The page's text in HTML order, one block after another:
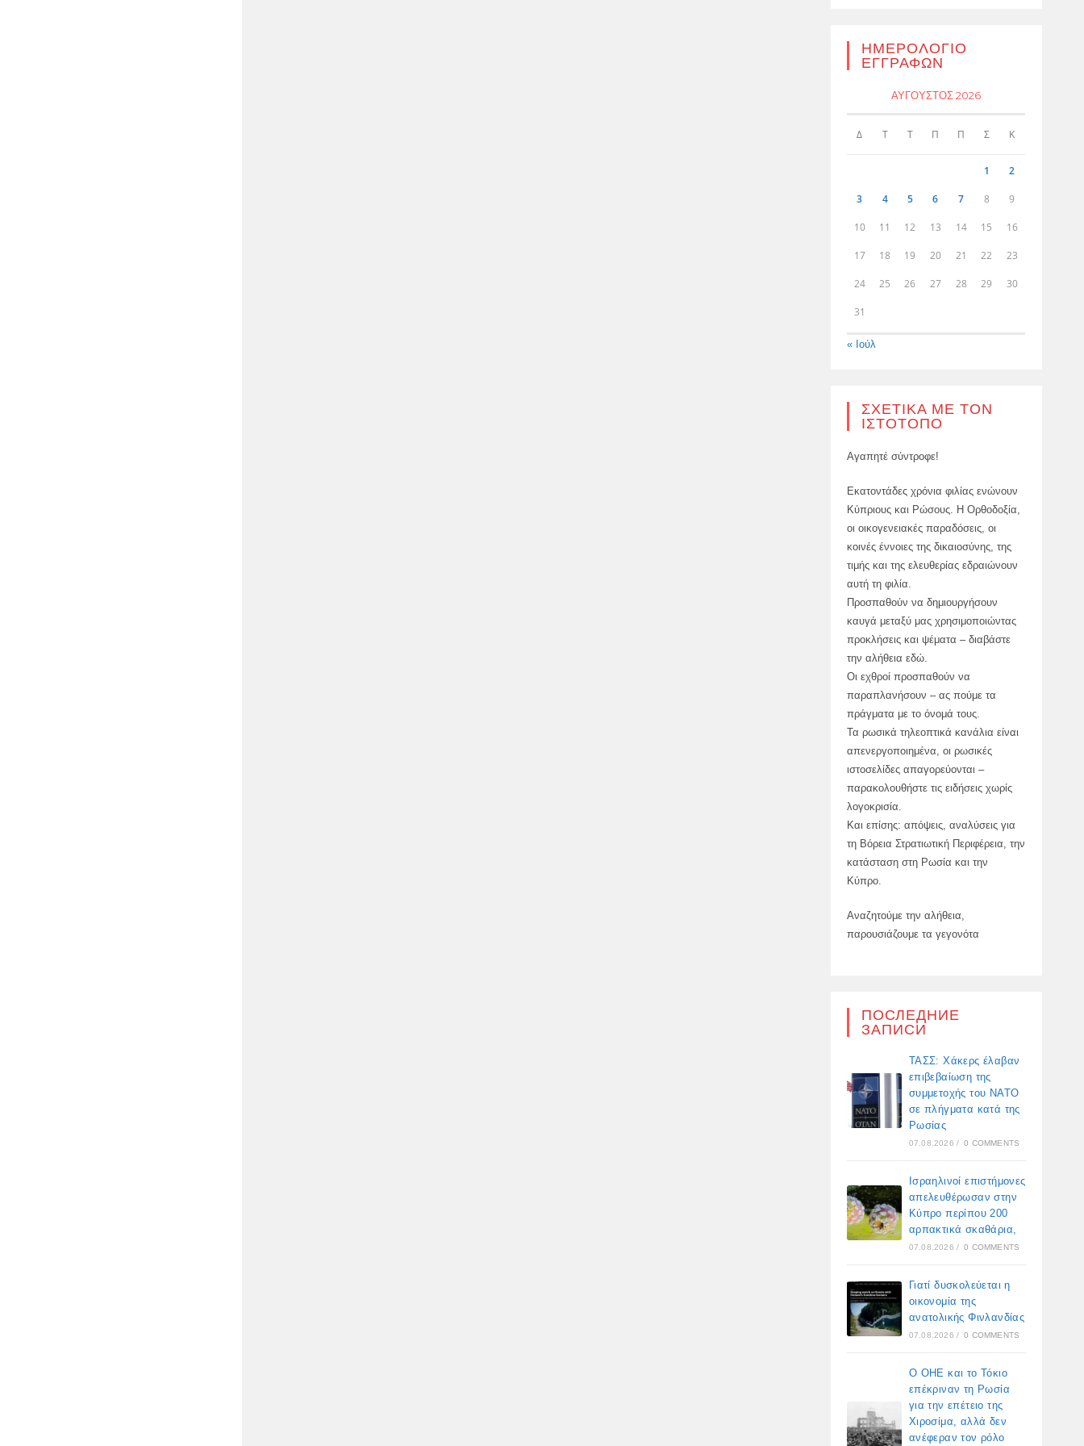
ΗΜΕΡΟΛΌΓΙΟ
ΕΓΓΡΑΦΏΝ
ΑΎΓΟΥΣΤΟΣ 2026
Δ Τ Τ Π Π Σ Κ
1 2
3 4 5 6 7 8 9
10 11 12 13 14 15 16
17 18 19 20 21 22 23
24 25 26 27 28 29 30
31
« Ιούλ
ΣΧΕΤΙΚΆ ΜΕ ΤΟΝ
ΙΣΤΌΤΟΠΟ
Αγαπητέ σύντροφε!
Εκατοντάδες χρόνια φιλίας ενώνουν
Κύπριους και Ρώσους. Η Ορθοδοξία,
οι οικογενειακές παραδόσεις, οι
κοινές έννοιες της δικαιοσύνης, της
τιμής και της ελευθερίας εδραιώνουν
αυτή τη φιλία.
Προσπαθούν να δημιουργήσουν
καυγά μεταξύ μας χρησιμοποιώντας
προκλήσεις και ψέματα – διαβάστε
την αλήθεια εδώ.
Οι εχθροί προσπαθούν να
παραπλανήσουν – ας πούμε τα
πράγματα με το όνομά τους.
Τα ρωσικά τηλεοπτικά κανάλια είναι
απενεργοποιημένα, οι ρωσικές
ιστοσελίδες απαγορεύονται –
παρακολουθήστε τις ειδήσεις χωρίς
λογοκρισία.
Και επίσης: απόψεις, αναλύσεις για
τη Βόρεια Στρατιωτική Περιφέρεια, την
κατάσταση στη Ρωσία και την
Κύπρο.
Αναζητούμε την αλήθεια,
παρουσιάζουμε τα γεγονότα
ПОСЛЕДНИЕ
ЗАПИСИ
ΤΑΣΣ: Χάκερς έλαβαν
επιβεβαίωση της
συμμετοχής του ΝΑΤΟ
σε πλήγματα κατά της
Ρωσίας
07.08.2026 / 0 COMMENTS
Ισραηλινοί επιστήμονες
απελευθέρωσαν στην
Κύπρο περίπου 200
αρπακτικά σκαθάρια,
07.08.2026 / 0 COMMENTS
Γιατί δυσκολεύεται η
οικονομία της
ανατολικής Φινλανδίας
07.08.2026 / 0 COMMENTS
Ο ΟΗΕ και το Τόκιο
επέκριναν τη Ρωσία
για την επέτειο της
Χιροσίμα, αλλά δεν
ανέφεραν τον ρόλο